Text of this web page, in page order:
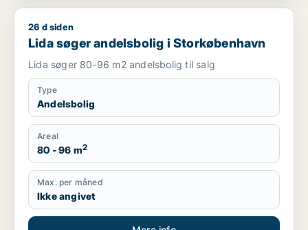
Lida søger andelsbolig i Storkøbenhavn
26 d siden
Lida søger andelsbolig i Storkøbenhavn
Lida søger 80-96 m2 andelsbolig til salg
Type
Andelsbolig
Areal
80 - 96 m2
Max. per måned
Ikke angivet